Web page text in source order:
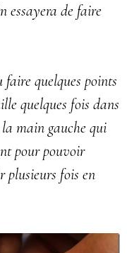
essayera de faire
quelques points
quelques fois dans
main gauche qui
pour pouvoir
plusieurs fois en